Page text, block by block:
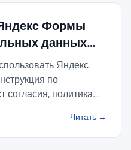
Формы
данных
ФЗ
Яндекс
по
согласия, политика
Читать →